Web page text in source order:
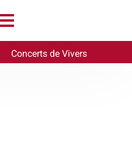
Concerts de Vivers